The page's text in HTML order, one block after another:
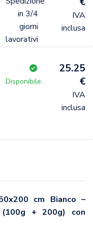
in 3/4
giorni
lavorativi
IVA
inclusa
Disponibile
25.25
€
IVA
inclusa
cm Bianco –
+ 200g) con